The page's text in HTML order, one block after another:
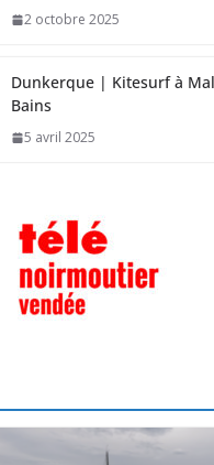
2 octobre 2025
Dunkerque | Kitesurf à
Bains
5 avril 2025